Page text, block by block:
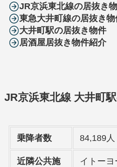
JR京浜東北線の居抜き
東急大井町線の居抜き物
大井町駅の居抜き物件
居酒屋居抜き物件紹介
JR京浜東北線 大井町駅
乗降者数 84,189人
近隣公共施
イトーヨ